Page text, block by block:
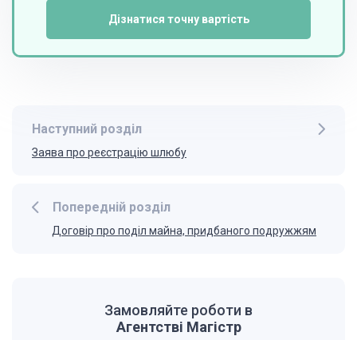
Дізнатися точну вартість
Попередній розділ
Договір про поділ майна, придбаного подружжям
Наступний розділ
Заява про реєстрацію шлюбу
Замовляйте роботи в
Агентстві Магістр